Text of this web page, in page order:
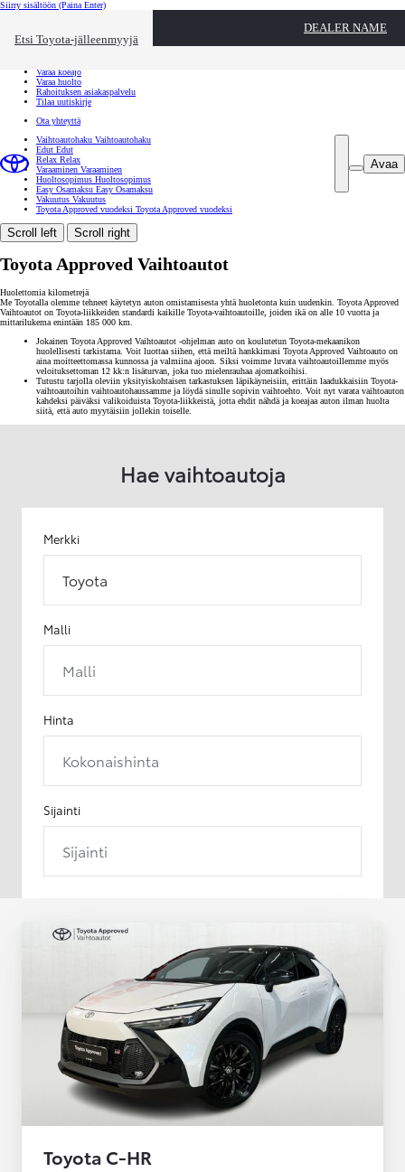
Siirry sisältöön (Paina Enter)
Etsi Toyota-jälleenmyyjä
DEALER NAME
Toyota palvelee Sulje
Varaa koeajo
Varaa huolto
Rahoituksen asiakaspalvelu
Tilaa uutiskirje
Ota yhteyttä
Avaa
Vaihtoautohaku Vaihtoautohaku
Edut Edut
Relax Relax
Varaaminen Varaaminen
Huoltosopimus Huoltosopimus
Easy Osamaksu Easy Osamaksu
Vakuutus Vakuutus
Toyota Approved vuodeksi Toyota Approved vuodeksi
Scroll left Scroll right
Toyota Approved Vaihtoautot
Huolettomia kilometrejä
Me Toyotalla olemme tehneet käytetyn auton omistamisesta yhtä huoletonta kuin uudenkin. Toyota Approved
Vaihtoautot on Toyota-liikkeiden standardi kaikille Toyota-vaihtoautoille, joiden ikä on alle 10 vuotta ja
mittarilukema enintään 185 000 km.
Jokainen Toyota Approved Vaihtoautot -ohjelman auto on koulutetun Toyota-mekaanikon
huolellisesti tarkistama. Voit luottaa siihen, että meiltä hankkimasi Toyota Approved Vaihtoauto on
aina moitteettomassa kunnossa ja valmiina ajoon. Siksi voimme luvata vaihtoautoillemme myös
veloituksettoman 12 kk:n lisäturvan, joka tuo mielenrauhaa ajomatkoihisi.
Tutustu tarjolla oleviin yksityiskohtaisen tarkastuksen läpikäyneisiin, erittäin laadukkaisiin Toyota-
vaihtoautoihin vaihtoautohaussamme ja löydä sinulle sopivin vaihtoehto. Voit nyt varata vaihtoauton
kahdeksi päiväksi valikoiduista Toyota-liikkeistä, jotta ehdit nähdä ja koeajaa auton ilman huolta
siitä, että auto myytäisiin jollekin toiselle.
Hae vaihtoautoja
Merkki
Toyota
Malli
Malli
Hinta
Kokonaishinta
Sijainti
Sijainti
Toyota C-HR